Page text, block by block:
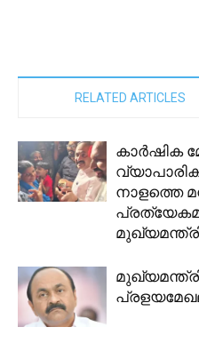
RELATED ARTICLES
കാര്‍ഷിക
നാളത്തെ